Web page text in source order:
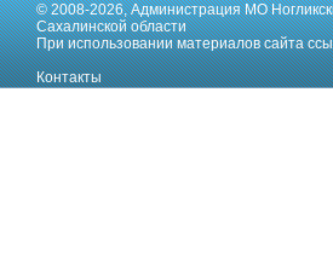
© 2008-2026,Администрация МО
Сахалинской области
При использовании материалов сайта
Контакты